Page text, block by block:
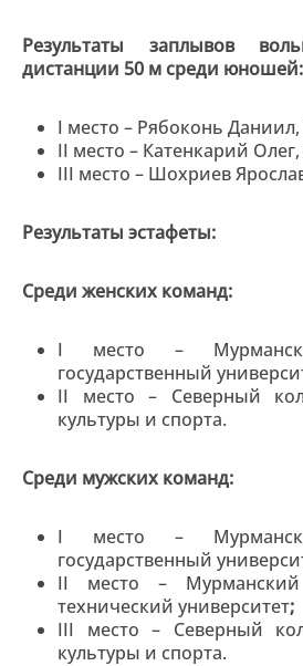
Результаты заплывов
дистанции 50 м среди юношей:
I место – Рябоконь
II место – Катенкарий
III место – Шохриев
Результаты эстафеты:
Среди женских команд:
I место –
государственный
II место – Северный
культуры и спорта.
Среди мужских команд:
I место –
государственный
II место – Мурманский
технический университет;
III место – Северный
культуры и спорта.